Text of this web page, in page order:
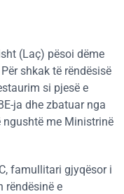
(Laç) pësoi dëme
shkak të rëndësisë
si pjesë e
ja dhe zbatuar nga
ngushtë me Ministrinë
famullitari gjyqësor i
rëndësinë e